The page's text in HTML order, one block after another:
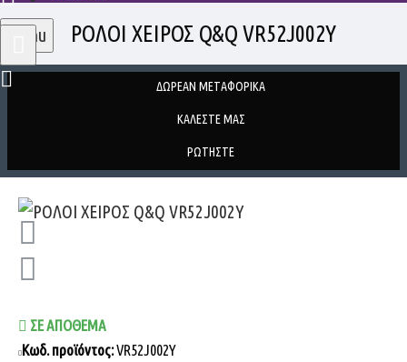
Menu ΡΟΛΟΙ ΧΕΙΡΟΣ Q&Q VR52J002Y
ΔΩΡΕΑΝ ΜΕΤΑΦΟΡΙΚΑ
ΚΑΛΕΣΤΕ ΜΑΣ
ΡΩΤΗΣΤΕ
ΣΕ ΑΠΌΘΕΜΑ
Κωδ. προϊόντος:VR52J002Y